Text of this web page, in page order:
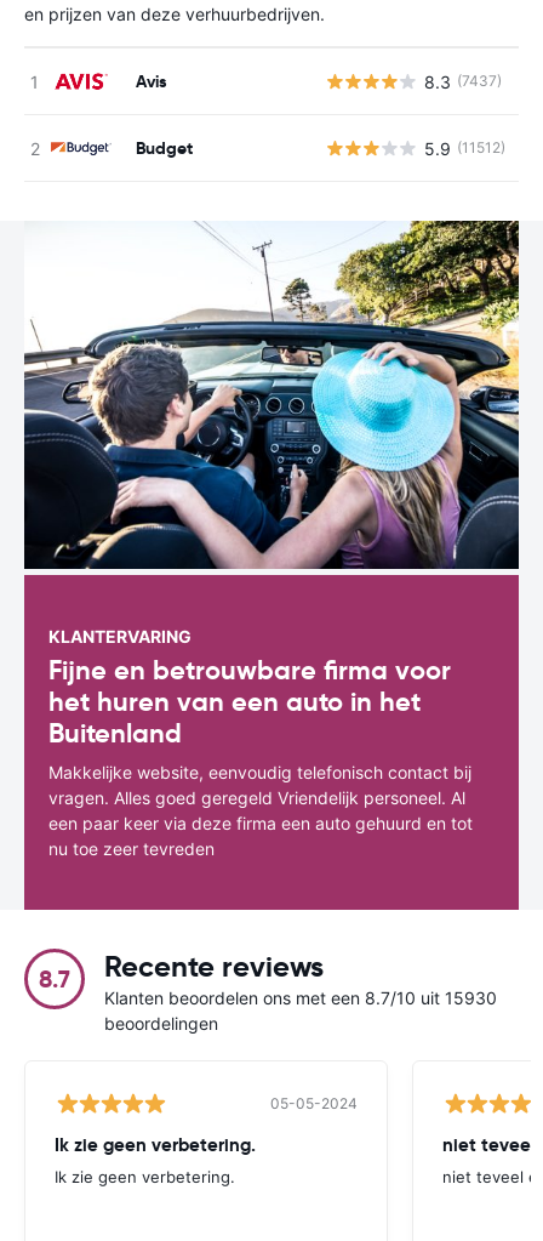
en prijzen van deze verhuurbedrijven.
Avis 8.3 (7437)
Budget 5.9 (11512)
KLANTERVARING
Fijne en betrouwbare firma voor
het huren van een auto in het
Buitenland
Makkelijke website, eenvoudig telefonisch contact bij
vragen. Alles goed geregeld Vriendelijk personeel. Al
een paar keer via deze firma een auto gehuurd en tot
nu toe zeer tevreden
8.7 Recente reviews
Klanten beoordelen ons met een 8.7/10 uit 15930
beoordelingen
05-05-2024
Ik zie geen verbetering.
Ik zie geen verbetering.
niet teveel
niet teveel